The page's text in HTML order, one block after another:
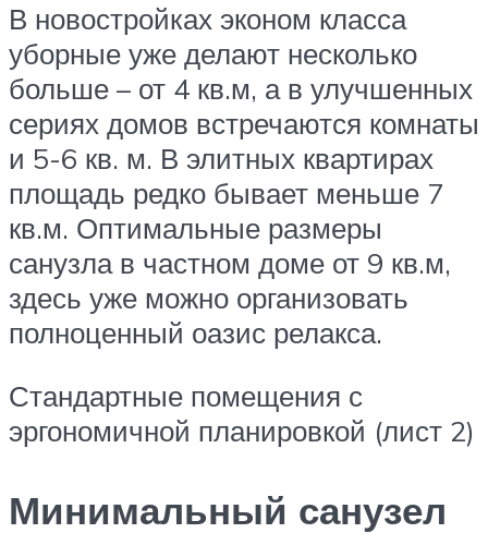
В новостройках эконом класса
уборные уже делают несколько
больше – от 4 кв.м, а в улучшенных
сериях домов встречаются комнаты
и 5-6 кв. м. В элитных квартирах
площадь редко бывает меньше 7
кв.м. Оптимальные размеры
санузла в частном доме от 9 кв.м,
здесь уже можно организовать
полноценный оазис релакса.
Стандартные помещения с
эргономичной планировкой (лист 2)
Минимальный санузел